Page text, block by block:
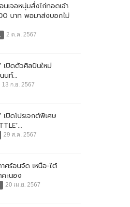
นเจอหนุ่มสั่งไก่ทอดเจ้า
บาท พอมาส่งบอกไม่
2 ต.ค. 2567
เปิดตัวศิลปินใหม่
นท์...
13 ก.ย. 2567
เปิดโปรเจกต์พิเศษ
29 ส.ค. 2567
ศร้อนจัด เหนือ-ใต้
ะนอง
20 เม.ย. 2567